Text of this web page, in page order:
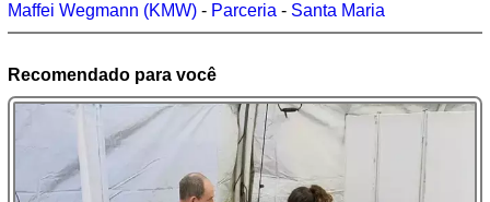
Maffei Wegmann (KMW) - Parceria - Santa Maria
Recomendado para você